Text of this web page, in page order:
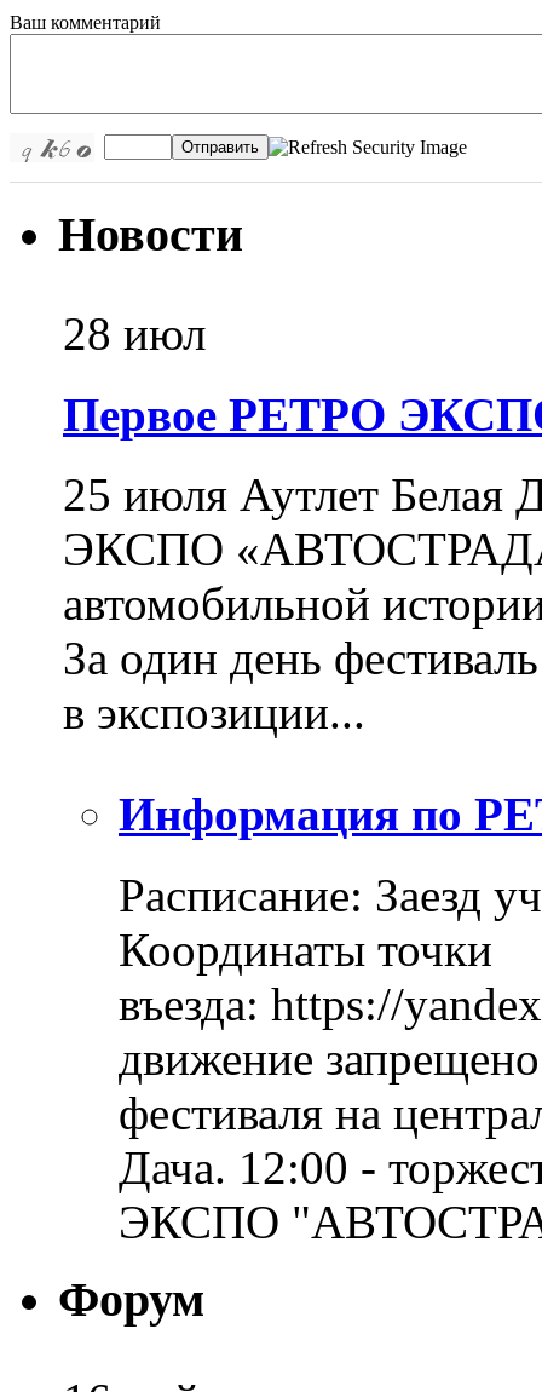
Ваш комментарий
Отправить
Новости
28 июл
Первое РЕТРО
25 июля Аутлет Белая
ЭКСПО
автомобильной
За один день
в экспозиции...
Информация по
Расписание: Заезд
Координаты точки
въезда: https://
движение
фестиваля на
Дача. 12:00 -
ЭКСПО
Форум